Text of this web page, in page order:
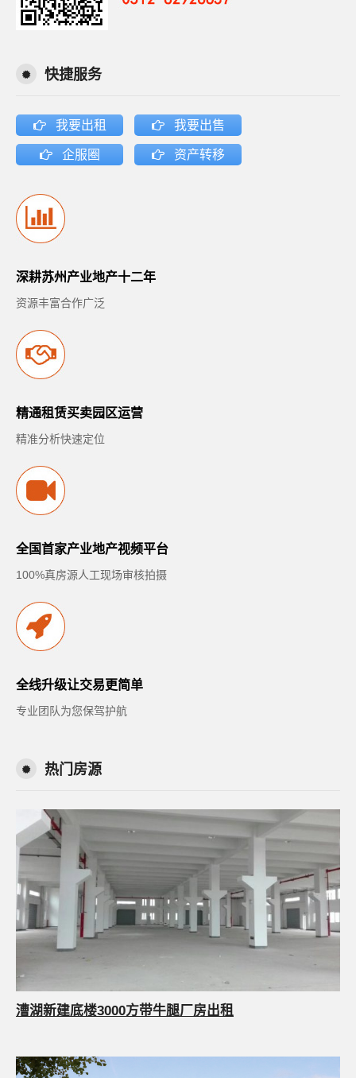
快捷服务
我要出租 我要出售
企服圈 资产转移
深耕苏州产业地产十二年
资源丰富合作广泛
精通租赁买卖园区运营
精准分析快速定位
全国首家产业地产视频平台
100%真房源人工现场审核拍摄
全线升级让交易更简单
专业团队为您保驾护航
热门房源
漕湖新建底楼3000方带牛腿厂房出租